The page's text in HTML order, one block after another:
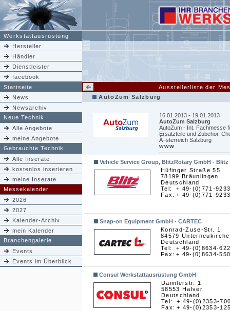
Werkstattausrüstung
Hersteller
Händler
Dienstleister
facebook
Startseite
Ausstellerliste der
News
Newsarchiv
Neue Technik
Alle Angebote
meine Angebote
Gebrauchte Technik
Alle Inserate
kostenlos inserieren
meine Inserate
Messekalender
2026
2027
Kalender-Archiv
mein Kalender
Branchengalerie
Events
Events im Überblick
AutoZum Salzburg
16.01.2013 - 19.01.2013
AutoZum Salzburg
AutoZum - Int. Fachmesse
Ersatzteile und Zubehör,
Ã–sterreich Salzburg
www
Vehicle Service Group, BlitzRotary GmbH - Blitz
Hüfinger Straße 55
78199 Bräunlingen
Deutschland
Tel:
Fax:
+ 49-(0)771-
+ 49-(0)771-
Snap-on Equipment GmbH - CARTEC
Konrad-Zuse-Str. 1
84579
Deutschland
Tel:
Fax:
+ 49-(0)8634-
+ 49-(0)8634-
Consul Werkstattausrüstung GmbH
Daimlerstr. 1
58553 Halver
Deutschland
Tel:
Fax:
+ 49-(0)2353-
+ 49-(0)2353-